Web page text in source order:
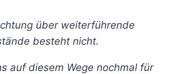
über weiterführende
besteht nicht.
auf diesem Wege nochmal für